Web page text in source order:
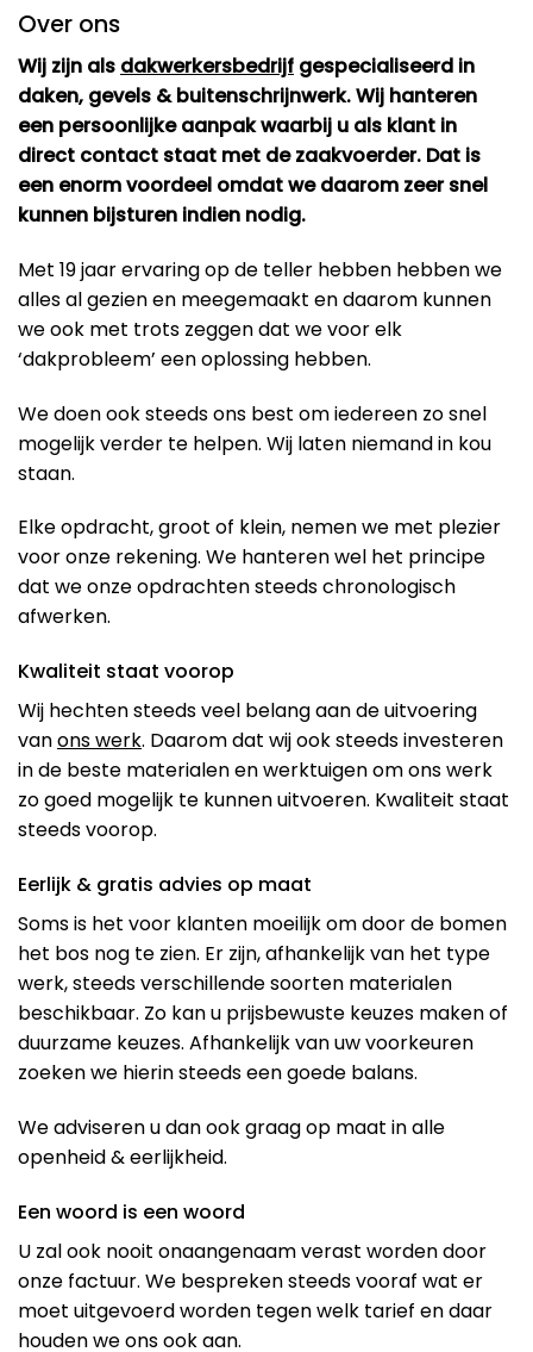
Over ons
Wij zijn als dakwerkersbedrijf gespecialiseerd in
daken, gevels & buitenschrijnwerk. Wij hanteren
een persoonlijke aanpak waarbij u als klant in
direct contact staat met de zaakvoerder. Dat is
een enorm voordeel omdat we daarom zeer snel
kunnen bijsturen indien nodig.
Met 19 jaar ervaring op de teller hebben hebben we
alles al gezien en meegemaakt en daarom kunnen
we ook met trots zeggen dat we voor elk
‘dakprobleem’ een oplossing hebben.
We doen ook steeds ons best om iedereen zo snel
mogelijk verder te helpen. Wij laten niemand in kou
staan.
Elke opdracht, groot of klein, nemen we met plezier
voor onze rekening. We hanteren wel het principe
dat we onze opdrachten steeds chronologisch
afwerken.
Kwaliteit staat voorop
Wij hechten steeds veel belang aan de uitvoering
vanons werk. Daarom dat wij ook steeds investeren
in de beste materialen en werktuigen om ons werk
zo goed mogelijk te kunnen uitvoeren. Kwaliteit staat
steeds voorop.
Eerlijk & gratis advies op maat
Soms is het voor klanten moeilijk om door de bomen
het bos nog te zien. Er zijn, afhankelijk van het type
werk, steeds verschillende soorten materialen
beschikbaar. Zo kan u prijsbewuste keuzes maken of
duurzame keuzes. Afhankelijk van uw voorkeuren
zoeken we hierin steeds een goede balans.
We adviseren u dan ook graag op maat in alle
openheid & eerlijkheid.
Een woord is een woord
U zal ook nooit onaangenaam verast worden door
onze factuur. We bespreken steeds vooraf wat er
moet uitgevoerd worden tegen welk tarief en daar
houden we ons ook aan.